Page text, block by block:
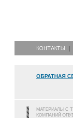
КОНТАКТЫ
ОБРАТНАЯ
МАТЕРИАЛЫ С
КОМПАНИЙ